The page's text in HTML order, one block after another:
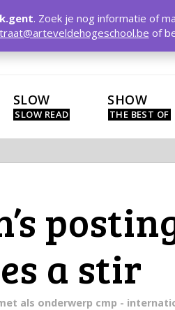
SLOW SHOW
a stir
als onderwerp cmp -
. Zoek je nog informatie of
of